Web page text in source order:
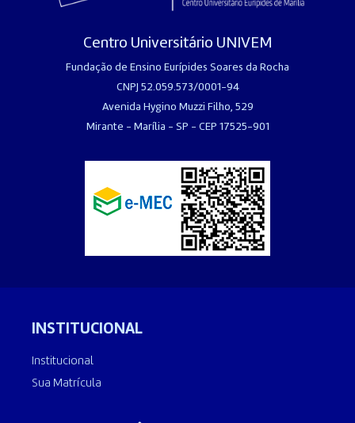
Centro Universitário UNIVEM
Fundação de Ensino Eurípides Soares da Rocha
CNPJ 52.059.573/0001-94
Avenida Hygino Muzzi Filho, 529
Mirante - Marília - SP - CEP 17525-901
INSTITUCIONAL
Institucional
Sua Matrícula